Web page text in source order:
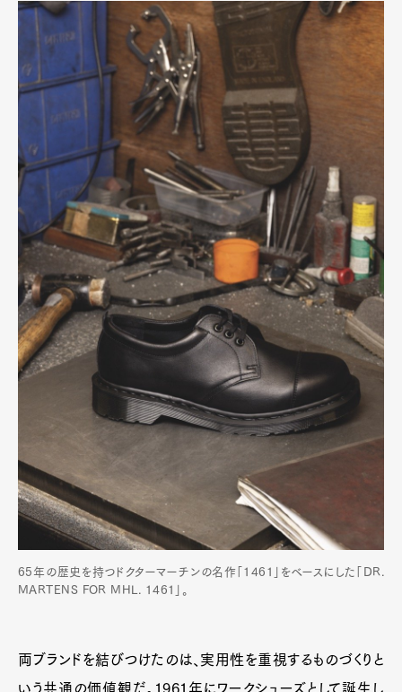
Pen Membership
Magazine
Official Columnist
Contact
Pen Meet
Pen international Pen tw
65年の歴史を持つドクターマーチンの名作「1461」をベースにした「DR.
MARTENS FOR MHL. 1461」。
両ブランドを結びつけたのは、実用性を重視するものづくりと
いう共通の価値観だ。1961年にワークシューズとして誕生し